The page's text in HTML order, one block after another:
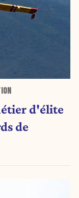
d'élite
de